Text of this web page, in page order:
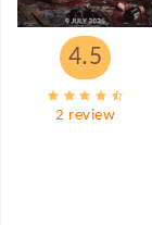
4.5
2 review